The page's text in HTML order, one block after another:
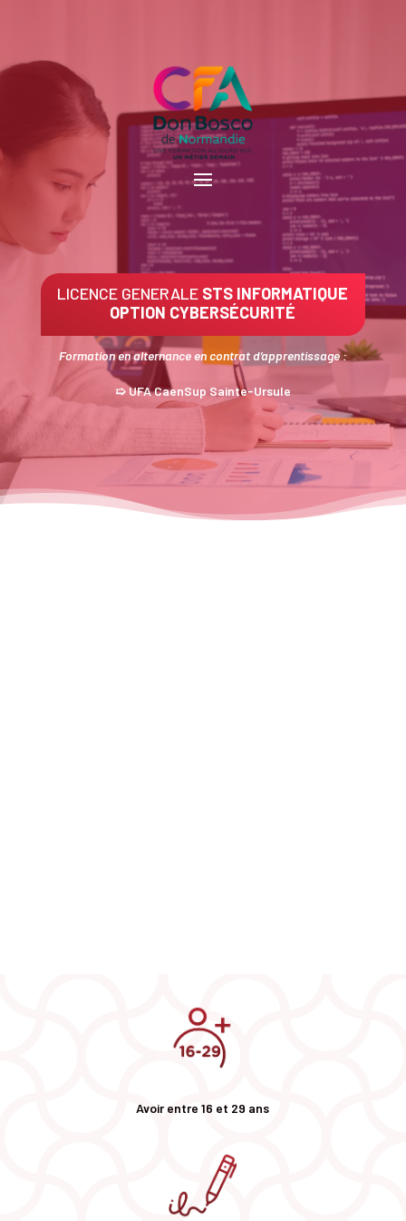
LICENCE GENERALE STS INFORMATIQUE
OPTION CYBERSÉCURITÉ
Formation en alternance en contrat d’apprentissage :
➯ UFA CaenSup Sainte-Ursule
Avoir entre 16 et 29 ans